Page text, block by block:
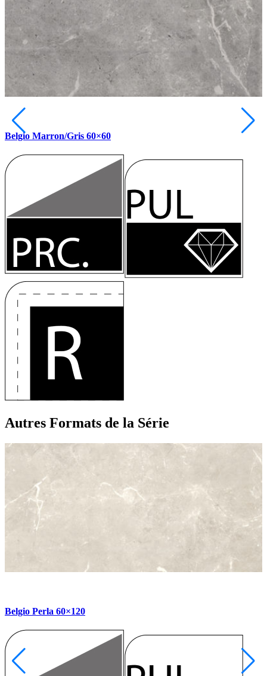
Belgio Marron/Gris 60×60
Autres Formats de la Série
Belgio Perla 60×120